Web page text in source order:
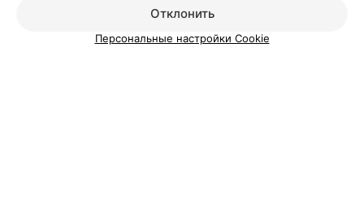
Отклонить
Персональные настройки Cookie